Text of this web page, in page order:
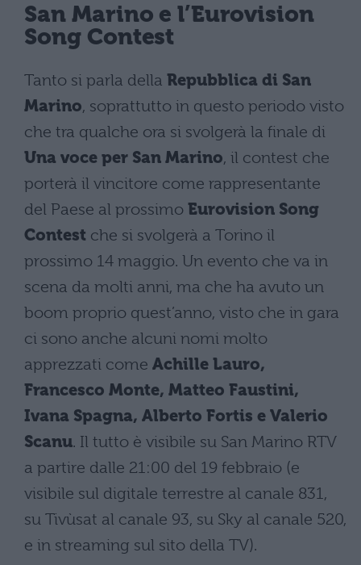
San Marino e l’Eurovision
Song Contest
Tanto si parla della Repubblica di San
Marino, soprattutto in questo periodo visto
che tra qualche ora si svolgerà la finale di
Una voce per San Marino, il contest che
porterà il vincitore come rappresentante
del Paese al prossimo Eurovision Song
Contest che si svolgerà a Torino il
prossimo 14 maggio. Un evento che va in
scena da molti anni, ma che ha avuto un
boom proprio quest’anno, visto che in gara
ci sono anche alcuni nomi molto
apprezzati come Achille Lauro,
Francesco Monte, Matteo Faustini,
Ivana Spagna, Alberto Fortis e Valerio
Scanu. Il tutto è visibile su San Marino RTV
a partire dalle 21:00 del 19 febbraio (e
visibile sul digitale terrestre al canale 831,
su Tivùsat al canale 93, su Sky al canale 520,
e in streaming sul sito della TV).